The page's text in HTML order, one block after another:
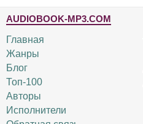
AUDIOBOOK-MP3.COM
Главная
Жанры
Блог
Топ-100
Авторы
Исполнители